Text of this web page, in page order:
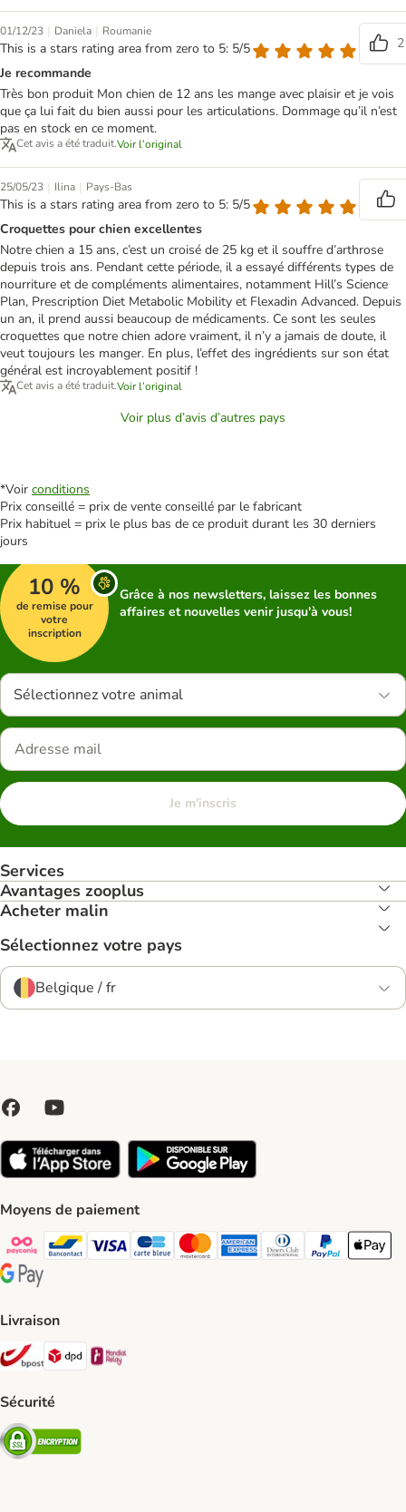
01/12/23 | Daniela | Roumanie
This is a stars rating area from zero to 5: 5/5
2
Je recommande
Très bon produit Mon chien de 12 ans les mange avec plaisir et je vois
que ça lui fait du bien aussi pour les articulations. Dommage qu’il n’est
pas en stock en ce moment.
Cet avis a été traduit.Voir l’original
25/05/23 | Ilina | Pays-Bas
This is a stars rating area from zero to 5: 5/5
Croquettes pour chien excellentes
Notre chien a 15 ans, c’est un croisé de 25 kg et il souffre d’arthrose
depuis trois ans. Pendant cette période, il a essayé différents types de
nourriture et de compléments alimentaires, notamment Hill’s Science
Plan, Prescription Diet Metabolic Mobility et Flexadin Advanced. Depuis
un an, il prend aussi beaucoup de médicaments. Ce sont les seules
croquettes que notre chien adore vraiment, il n’y a jamais de doute, il
veut toujours les manger. En plus, l’effet des ingrédients sur son état
général est incroyablement positif !
Cet avis a été traduit.Voir l’original
Voir plus d’avis d’autres pays
*Voir conditions
Prix conseillé = prix de vente conseillé par le fabricant
Prix habituel = prix le plus bas de ce produit durant les 30 derniers
jours
10 %
de remise pour
votre
inscription
Grâce à nos newsletters, laissez les bonnes
affaires et nouvelles venir jusqu'à vous!
Sélectionnez votre animal
Je m'inscris
Services
Avantages zooplus
Acheter malin
Sélectionnez votre pays
Belgique / fr
Moyens de paiement
Payconiq Payment Method
bancontact Payment Method
Visa Payment Method
carte bleue Payment Method
Master card Payment Method
American express Payment
Diners club Payment
Paypal Payment
Apple
Google Pay Payment Method
Livraison
Bpost Shipping Method
DPD Shipping Method
Sécurité
Security